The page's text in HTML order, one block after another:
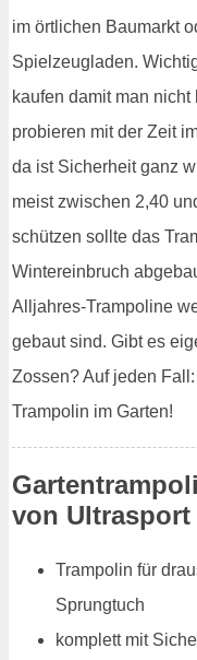
im örtlichen Baumarkt
Spielzeugladen.
kaufen damit man
probieren mit der Zeit
da ist Sicherheit ganz
meist zwischen 2,40
schützen sollte das
Wintereinbruch
Alljahres-Trampoline
gebaut sind. Gibt es
Zossen? Auf jeden
Trampolin im Garten!
von Ultrasport
Trampolin für
Sprungtuch
komplett mit